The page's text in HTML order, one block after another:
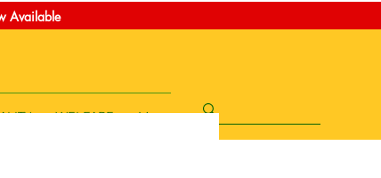
Available
WELFARE More